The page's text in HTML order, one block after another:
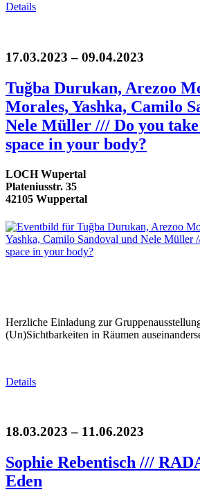
Details
17.03.2023 – 09.04.2023
Tuğba Durukan, Arezoo
Morales, Yashka, Camilo
Nele Müller /// Do you
space in your body?
LOCH Wupertal
Plateniusstr. 35
42105 Wuppertal
Herzliche Einladung zur
(Un)Sichtbarkeiten in Räumen
Details
18.03.2023 – 11.06.2023
Sophie Rebentisch ///
Eden